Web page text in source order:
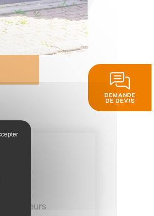
de leurs
DEMANDE
DE DEVIS